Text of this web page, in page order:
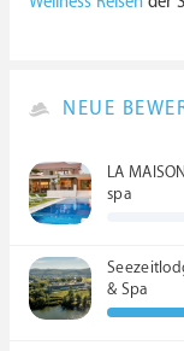
NEUE
LA
spa
& Spa